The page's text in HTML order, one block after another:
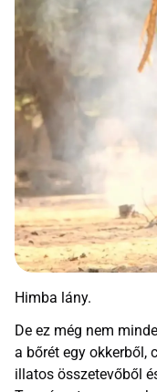
Himba lány.
De ez még nem
a bőrét egy okkerből,
illatos összetevőből